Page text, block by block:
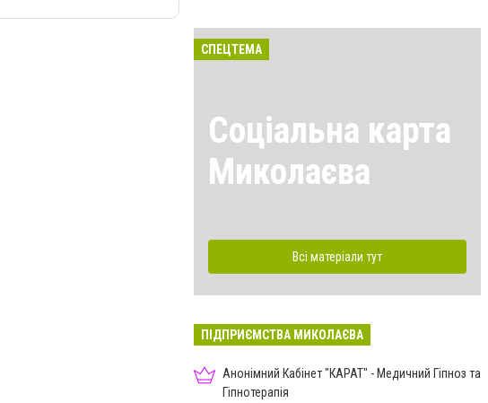
СПЕЦТЕМА
Соціальна карта
Миколаєва
Всі матеріали тут
ПІДПРИЄМСТВА МИКОЛАЄВА
Анонімний Кабінет "КАРАТ" - Медичний Гіпноз та
Гіпнотерапія